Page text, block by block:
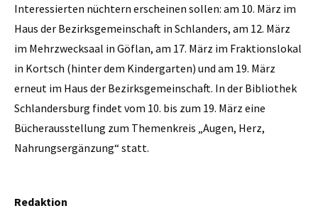
Interessierten nüchtern erscheinen sollen: am 10. März im
Haus der Bezirksgemeinschaft in Schlanders, am 12. März
im Mehrzwecksaal in Göflan, am 17. März im Fraktionslokal
in Kortsch (hinter dem Kindergarten) und am 19. März
erneut im Haus der Bezirksgemeinschaft. In der Bibliothek
Schlandersburg findet vom 10. bis zum 19. März eine
Bücherausstellung zum Themenkreis „Augen, Herz,
Nahrungsergänzung“ statt.
Redaktion